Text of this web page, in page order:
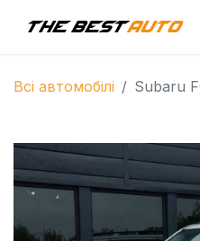
Всі автомобілі Subaru